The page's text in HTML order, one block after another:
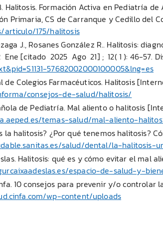
Halitosis. Formación Activa en Pediatría
Primaria, CS de Carranque y Cedillo del
articulo/175/halitosis
J., Rosanes González R.. Halitosis:
[citado 2025 Ago 21] ; 12( 1 ): 46-57.
57682002000100005&lng=es
de Colegios Farmacéuticos. Halitosis
consejos-de-salud/halitosis/
de Pediatría. Mal aliento o halitosis
temas-salud/mal-aliento-
la halitosis? ¿Por qué tenemos halitosis?
salud/dental/la-
Halitosis: qué es y cómo evitar el mal
espacio-de-salud-y-
10 consejos para prevenir y/o controlar
wp-content/uploads